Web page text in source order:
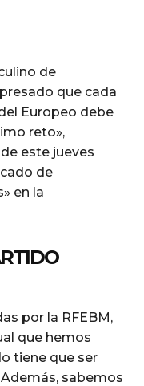
de
que cada
Europeo debe
reto»,
este jueves
de
en la
por la RFEBM,
que hemos
tiene que ser
sabemos